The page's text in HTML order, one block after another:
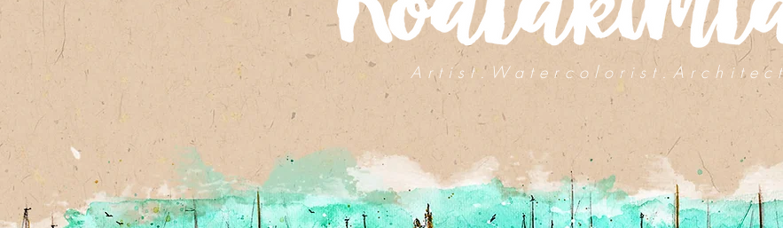
A r t i s t . W a t e r c o l o r i s t . A r c h i t e c t